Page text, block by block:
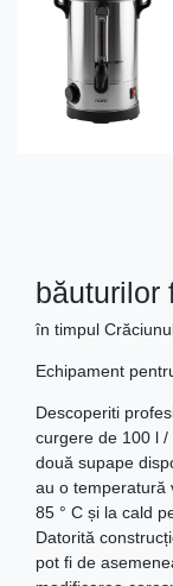
băuturilor
în timpul
Echipament
Descoperiti
curgere de 100 l
două supape
au o temperatură
85 ° C și la cald
Datorită
pot fi de